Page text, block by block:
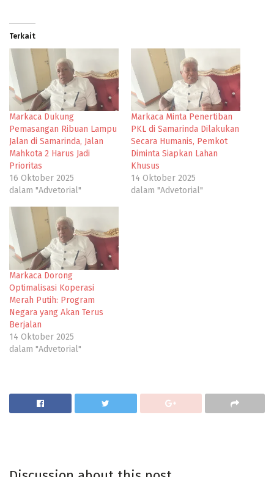
Terkait
Markaca Dukung
Pemasangan Ribuan Lampu
Jalan di Samarinda, Jalan
Mahkota 2 Harus Jadi
Prioritas
16 Oktober 2025
dalam "Advetorial"
Markaca Minta Penertiban
PKL di Samarinda Dilakukan
Secara Humanis, Pemkot
Diminta Siapkan Lahan
Khusus
14 Oktober 2025
dalam "Advetorial"
Markaca Dorong
Optimalisasi Koperasi
Merah Putih: Program
Negara yang Akan Terus
Berjalan
14 Oktober 2025
dalam "Advetorial"